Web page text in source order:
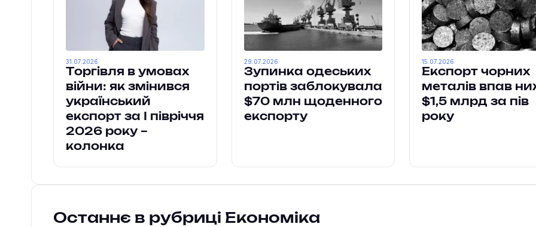
Торгівля в умовах
війни: як змінився
український
експорт за І півріччя
2026 року –
колонка
31.07.2026
Зупинка одеських
портів заблокувала
$70 млн щоденного
експорту
29.07.2026
Експорт чорних
металів впав
$1,5 млрд за пів
року
15.07.2026
Останнє в рубриці Економіка